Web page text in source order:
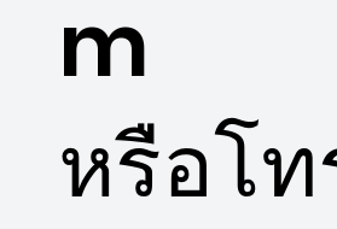
m
หรือโ